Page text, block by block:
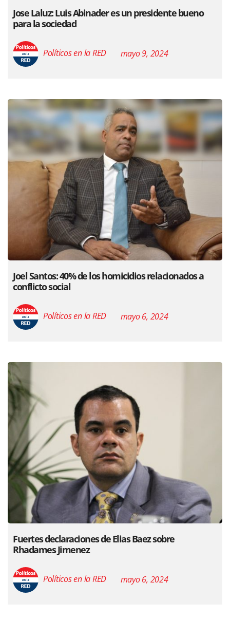
Jose Laluz: Luis Abinader es un presidente bueno
para la sociedad
Políticos en la RED mayo 9, 2024
Joel Santos: 40% de los homicidios relacionados a
conflicto social
Políticos en la RED mayo 6, 2024
Fuertes declaraciones de Elias Baez sobre
Rhadames Jimenez
Políticos en la RED mayo 6, 2024